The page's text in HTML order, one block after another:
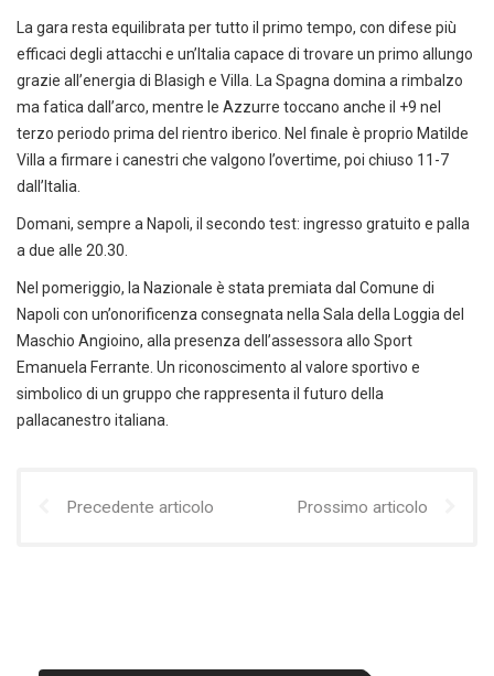
La gara resta equilibrata per tutto il primo tempo, con difese più
efficaci degli attacchi e un’Italia capace di trovare un primo allungo
grazie all’energia di Blasigh e Villa. La Spagna domina a rimbalzo
ma fatica dall’arco, mentre le Azzurre toccano anche il +9 nel
terzo periodo prima del rientro iberico. Nel finale è proprio Matilde
Villa a firmare i canestri che valgono l’overtime, poi chiuso 11-7
dall’Italia.
Domani, sempre a Napoli, il secondo test: ingresso gratuito e palla
a due alle 20.30.
Nel pomeriggio, la Nazionale è stata premiata dal Comune di
Napoli con un’onorificenza consegnata nella Sala della Loggia del
Maschio Angioino, alla presenza dell’assessora allo Sport
Emanuela Ferrante. Un riconoscimento al valore sportivo e
simbolico di un gruppo che rappresenta il futuro della
pallacanestro italiana.
Precedente articolo Prossimo articolo